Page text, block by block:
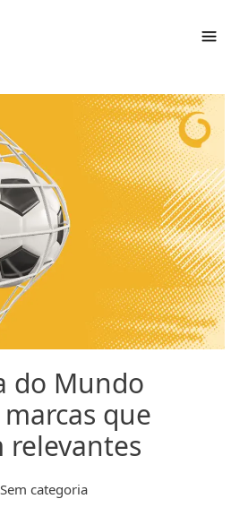
do Mundo
que
relevantes
Sem categoria